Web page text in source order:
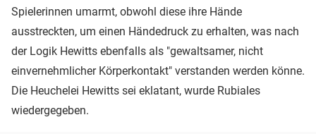
Spielerinnen umarmt, obwohl diese ihre Hände
ausstreckten, um einen Händedruck zu erhalten, was nach
der Logik Hewitts ebenfalls als "gewaltsamer, nicht
einvernehmlicher Körperkontakt" verstanden werden könne.
Die Heuchelei Hewitts sei eklatant, wurde Rubiales
wiedergegeben.